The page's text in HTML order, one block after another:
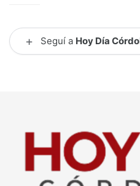
+ Seguí a Hoy Día